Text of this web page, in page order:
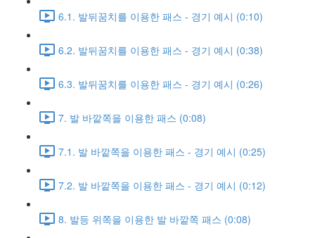
6.1. 발뒤꿈치를 이용한 패스 - 경기 예시 (0:10)
6.2. 발뒤꿈치를 이용한 패스 - 경기 예시 (0:38)
6.3. 발뒤꿈치를 이용한 패스 - 경기 예시 (0:26)
7. 발 바깥쪽을 이용한 패스 (0:08)
7.1. 발 바깥쪽을 이용한 패스 - 경기 예시 (0:25)
7.2. 발 바깥쪽을 이용한 패스 - 경기 예시 (0:12)
8. 발등 위쪽을 이용한 발 바깥쪽 패스 (0:08)